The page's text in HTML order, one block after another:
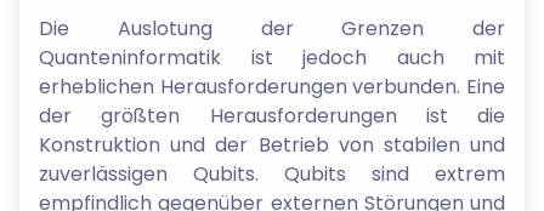
Die Auslotung der Grenzen der
Quanteninformatik ist jedoch auch mit
erheblichen Herausforderungen verbunden. Eine
der größten Herausforderungen ist die
Konstruktion und der Betrieb von stabilen und
zuverlässigen Qubits. Qubits sind extrem
empfindlich gegenüber externen Störungen und